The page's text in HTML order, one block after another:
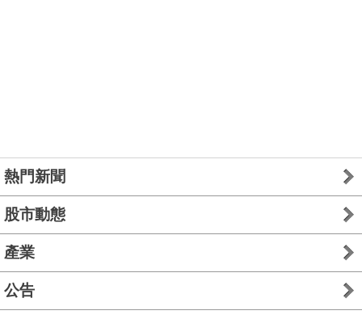
熱門新聞
股市動態
產業
公告